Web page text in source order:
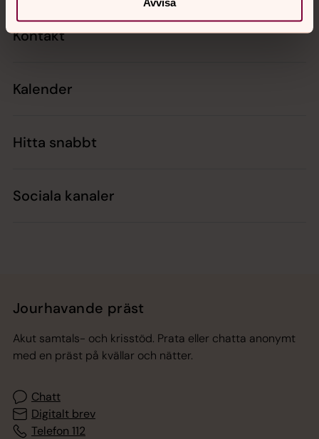
Kontakt
Kalender
Hitta snabbt
Sociala kanaler
Jourhavande präst
Akut samtals- och krisstöd. Prata eller chatta anonymt
med en präst på kvällar och nätter.
Chatt
Digitalt brev
Telefon 112